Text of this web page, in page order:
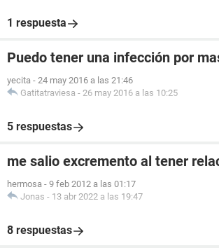
1 respuesta
Puedo tener una infección por
yecita - 24 may 2016 a las 21:46
Gatitatraviesa - 26 may 2016 a las 10:25
5 respuestas
me salio excremento al tener
hermosa - 9 feb 2012 a las 01:17
Jonas - 13 abr 2022 a las 19:47
8 respuestas